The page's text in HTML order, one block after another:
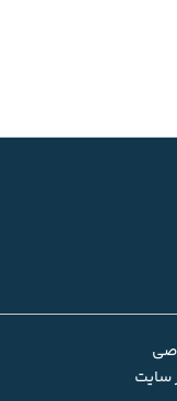
سایت